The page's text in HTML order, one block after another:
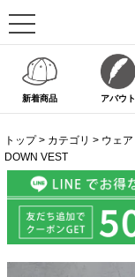
新着商品 アバウト
トップ カテゴリ ウェア
DOWN VEST